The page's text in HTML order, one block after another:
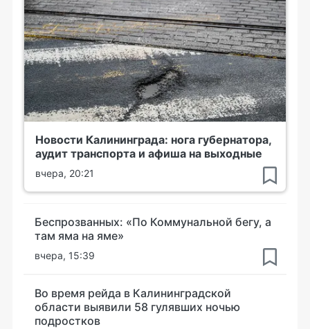
Новости Калининграда: нога губернатора,
аудит транспорта и афиша на выходные
вчера, 20:21
Беспрозванных: «По Коммунальной бегу, а
там яма на яме»
вчера, 15:39
Во время рейда в Калининградской
области выявили 58 гулявших ночью
подростков